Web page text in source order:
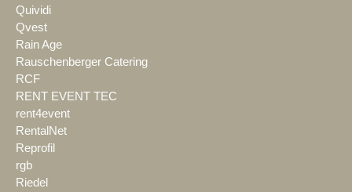
Quividi
Qvest
Rain Age
Rauschenberger Catering
RCF
RENT EVENT TEC
rent4event
RentalNet
Reprofil
rgb
Riedel